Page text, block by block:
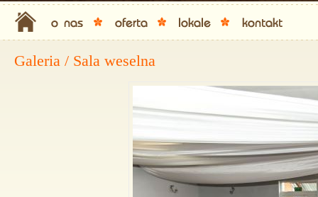
Galeria / Sala weselna